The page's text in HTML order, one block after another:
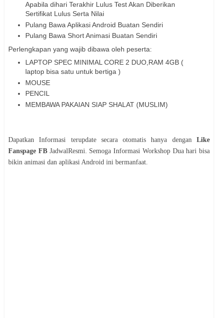
Apabila dihari Terakhir Lulus Test Akan Diberikan
Sertifikat Lulus Serta Nilai
Pulang Bawa Aplikasi Android Buatan Sendiri
Pulang Bawa Short Animasi Buatan Sendiri
Perlengkapan yang wajib dibawa oleh peserta:
LAPTOP SPEC MINIMAL CORE 2 DUO,RAM 4GB (
laptop bisa satu untuk bertiga )
MOUSE
PENCIL
MEMBAWA PAKAIAN SIAP SHALAT (MUSLIM)
Dapatkan Informasi terupdate secara otomatis hanya dengan Like
Fanspage FBJadwalResmi. Semoga Informasi Workshop Dua hari bisa
bikin animasi dan aplikasi Android ini bermanfaat.